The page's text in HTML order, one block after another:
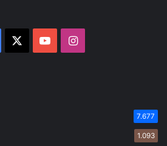
Facebook YouTubeInstagram
7.677
1.093